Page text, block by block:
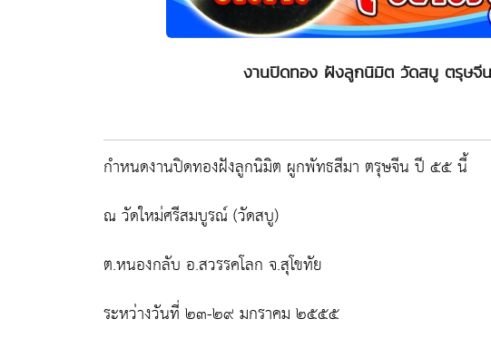
งานปิดทอง ฝังลูกนิมิต วัดสบู ตรุษจี
กำหนดงานปิดทองฝังลูกนิมิต ผูกพัทธสีมา ตรุษจีน ปี ๕๕ นี้
ณ วัดใหม่ศรีสมบูรณ์ (วัดสบู)
ต.หนองกลับ อ.สวรรคโลก จ.สุโขทัย
ระหว่างวันที่ ๒๓-๒๙ มกราคม ๒๕๕๕